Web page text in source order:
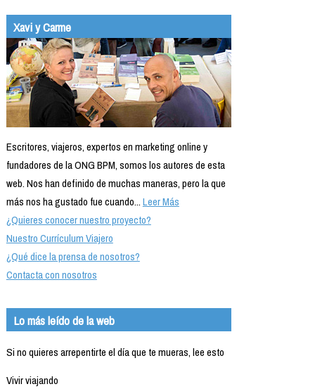
Xavi y Carme
Escritores, viajeros, expertos en marketing online y
fundadores de la ONG BPM, somos los autores de esta
web. Nos han definido de muchas maneras, pero la que
más nos ha gustado fue cuando...Leer Más
¿Quieres conocer nuestro proyecto?
Nuestro Currículum Viajero
¿Qué dice la prensa de nosotros?
Contacta con nosotros
Lo más leído de la web
Si no quieres arrepentirte el día que te mueras, lee esto
Vivir viajando